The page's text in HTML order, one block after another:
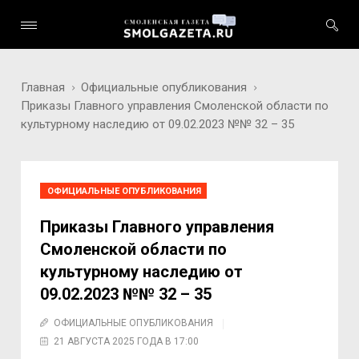
Главная
Официальные опубликования
Приказы Главного управления Смоленской области по
культурному наследию от 09.02.2023 №№ 32 – 35
ОФИЦИАЛЬНЫЕ ОПУБЛИКОВАНИЯ
Приказы Главного управления
Смоленской области по
культурному наследию от
09.02.2023 №№ 32 – 35
ОФИЦИАЛЬНЫЕ ОПУБЛИКОВАНИЯ
21 АВГУСТА 2025 ГОДА В 17:00